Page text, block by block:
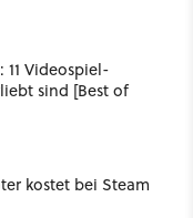
Videospiel-
sind [Best of
kostet bei Steam